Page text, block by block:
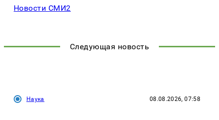
Новости СМИ2
Следующая новость
Наука 08.08.2026, 07:58